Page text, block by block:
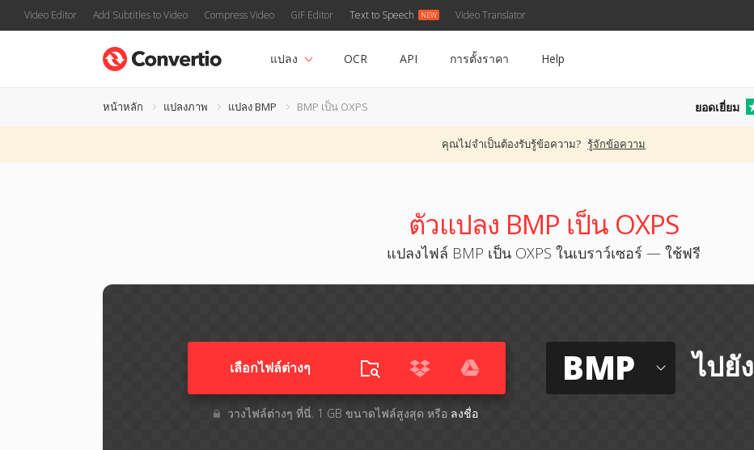
Video Editor Add Subtitles to Video Compress Video GIF Editor Text to Speech Video Translator
แปลง OCR API การตั้งราคา Help
หน้าหลัก แปลงภาพ แปลง BMP BMP เป็น OXPS ยอดเยี่ยม
คุณไม่จำเป็นต้องรับรู้ข้อความ? รู้จักข้อความ
ตัวแปลง BMP เป็น OXPS
แปลงไฟล์ BMP เป็น OXPS ในเบราว์เซอร์ — ใช้ฟรี
เลือกไฟล์ต่างๆ​
วางไฟล์ต่างๆ​ ที่นี่. 1 GB ขนาดไฟล์สูงสุด หรือ ลงชื่อ
BMP ไปยัง